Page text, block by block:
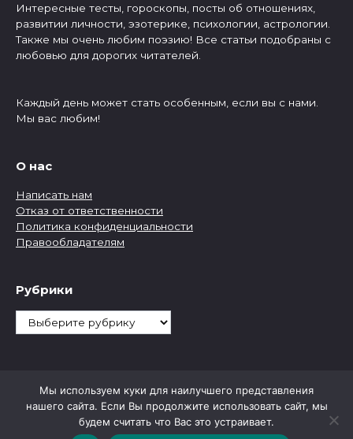
Интересные тесты, гороскопы, посты об отношениях,
развитии личности, эзотерике, психологии, астрологии.
Также мы очень любим поэзию! Все статьи подобраны с
любовью для дорогих читателей.
Каждый день может стать особенным, если вы с нами.
Мы вас любим!
О нас
Написать нам
Отказ от ответственности
Политика конфиденциальности
Правообладателям
Рубрики
Рубрики
Мы используем куки для наилучшего представления
нашего сайта. Если Вы продолжите использовать сайт, мы
будем считать что Вас это устраивает.